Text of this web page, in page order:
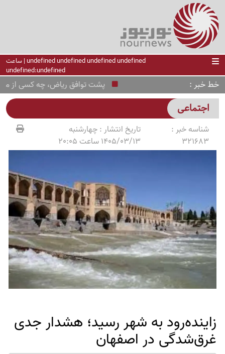
undefined undefined undefined undefined | ساعت
undefined:undefined
خط خبر پشت توافق ریاض، چه کسی از
اجتماعی
شناسه خبر :
321683
تاریخ انتشار :چهارشنبه
1405/03/13 ساعت 20:05
زاینده‌رود به شهر رسید؛ هشدار جدی
غرق‌شدگی در اصفهان